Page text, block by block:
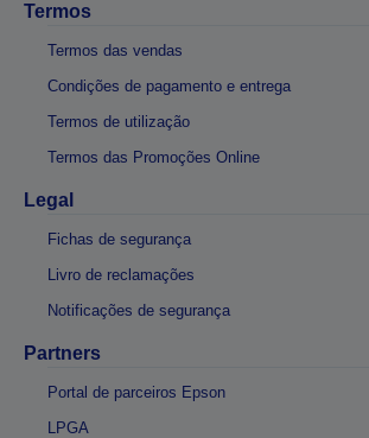
Termos
Termos das vendas
Condições de pagamento e entrega
Termos de utilização
Termos das Promoções Online
Legal
Fichas de segurança
Livro de reclamações
Notificações de segurança
Partners
Portal de parceiros Epson
LPGA